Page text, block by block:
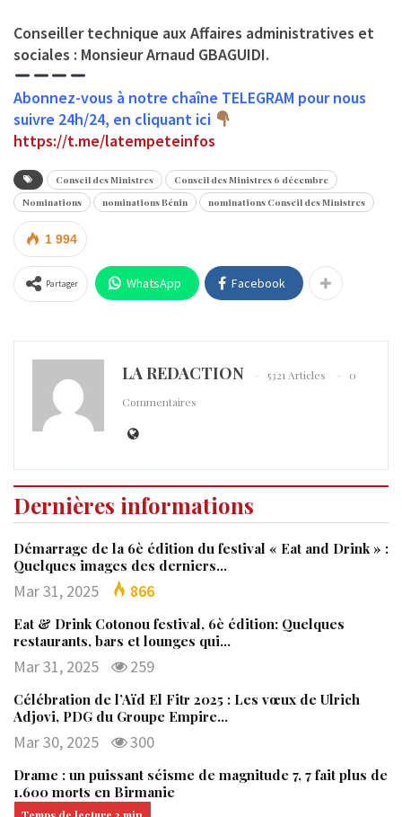
Conseiller technique aux Affaires administratives et
sociales : Monsieur Arnaud GBAGUIDI.
Abonnez-vous à notre chaîne TELEGRAM pour nous
suivre 24h/24, en cliquant ici
https://t.me/latempeteinfos
Conseil des Ministres
Conseil des Ministres 6 décembre
Nominations
nominations Bénin nominations Conseil des Ministres
1 994
Partager WhatsApp Facebook
LA REDACTION 5321 Articles
0
Commentaires
Dernières informations
Démarrage de la 6è édition du festival « Eat and Drink » :
Quelques images des derniers…
Mar 31, 2025 866
Eat & Drink Cotonou festival, 6è édition: Quelques
restaurants, bars et lounges qui…
Mar 31, 2025 259
Célébration de l’Aïd El Fitr 2025 : Les vœux de Ulrich
Adjovi, PDG du Groupe Empire…
Mar 30, 2025 300
Drame : un puissant séisme de magnitude 7, 7 fait plus de
1.600 morts en Birmanie